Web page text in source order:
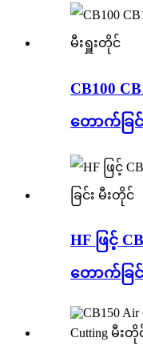
CB100
တောက်ခြင်
HF ဖြင့်
တောက်ခြ